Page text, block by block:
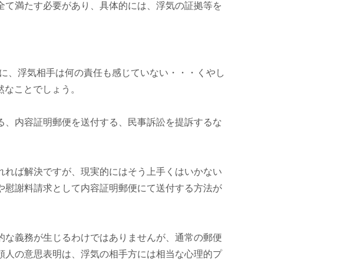
満たす必要があり、具体的には、浮気の証拠等を
、浮気相手は何の責任も感じていない・・・くやし
ことでしょう。
内容証明郵便を送付する、民事訴訟を提訴するな
ば解決ですが、現実的にはそう上手くはいかない
謝料請求として内容証明郵便にて送付する方法が
義務が生じるわけではありませんが、通常の郵便
の意思表明は、浮気の相手方には相当な心理的プ